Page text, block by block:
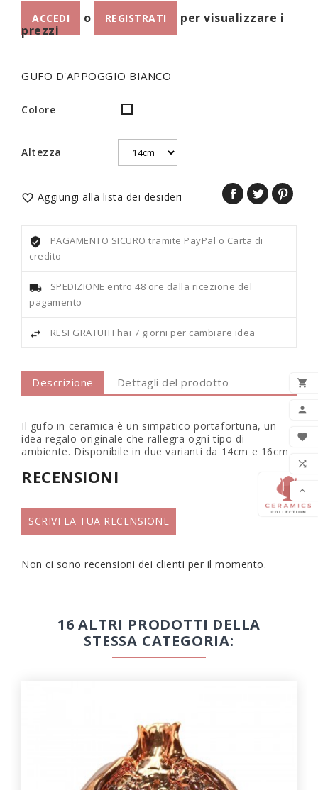





ACCEDI o REGISTRATI
per visualizzare i
prezzi
GUFO D'APPOGGIO BIANCO
Colore Bianco
Altezza
 Aggiungi alla lista dei desideri
PAGAMENTO SICURO tramite PayPal o Carta di
credito
SPEDIZIONE entro 48 ore dalla ricezione del
pagamento
RESI GRATUITI hai 7 giorni per cambiare idea
Descrizione Dettagli del prodotto
Il gufo in ceramica è un simpatico portafortuna, un
idea regalo originale che rallegra ogni tipo di
ambiente. Disponibile in due varianti da 14cm e 16cm
RECENSIONI
SCRIVI LA TUA RECENSIONE
Non ci sono recensioni dei clienti per il momento.
16 ALTRI PRODOTTI DELLA
STESSA CATEGORIA: